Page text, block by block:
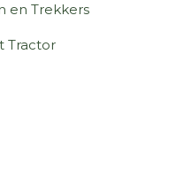
en Trekkers
Tractor